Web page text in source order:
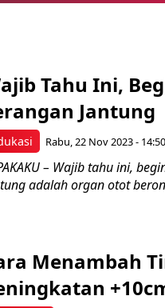
Tahu Ini,
Jantung
Rabu, 22 Nov 2023 - 14:50
– Wajib tahu ini,
adalah organ otot
Menambah